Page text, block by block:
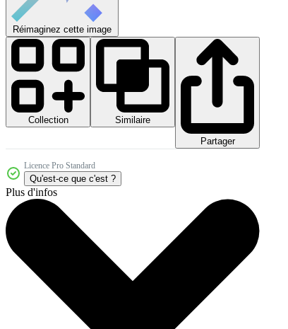
Réimaginez cette image
Collection
Similaire
Partager
Licence Pro Standard
Qu'est-ce que c'est ?
Plus d'infos